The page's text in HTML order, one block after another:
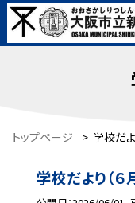
トップページ > 学校だ
学校だより（６